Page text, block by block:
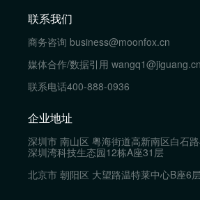
联系我们
商务咨询 business@moonfox.cn
媒体合作/数据引用 wangq1@jiguang.cn
联系电话400-888-0936
企业地址
深圳市 南山区 粤海街道高新南区白石
深圳湾科技生态园12栋A座31层
北京市 朝阳区 大望路温特莱中心B座6